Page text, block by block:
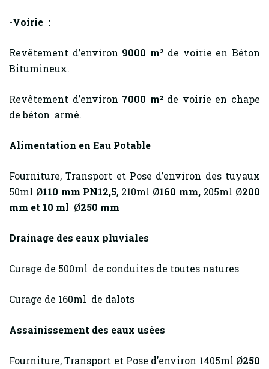
-Voirie :
Revêtement d’environ 9000 m² de voirie en Béton
Bitumineux.
Revêtement d’environ 7000 m² de voirie en chape
de béton armé.
Alimentation en Eau Potable
Fourniture, Transport et Pose d’environ des tuyaux
50ml Ø110 mm PN12,5, 210ml Ø160 mm, 205ml Ø200
mm et 10 ml Ø250 mm
Drainage des eaux pluviales
Curage de 500ml de conduites de toutes natures
Curage de 160ml de dalots
Assainissement des eaux usées
Fourniture, Transport et Pose d’environ 1405ml Ø250